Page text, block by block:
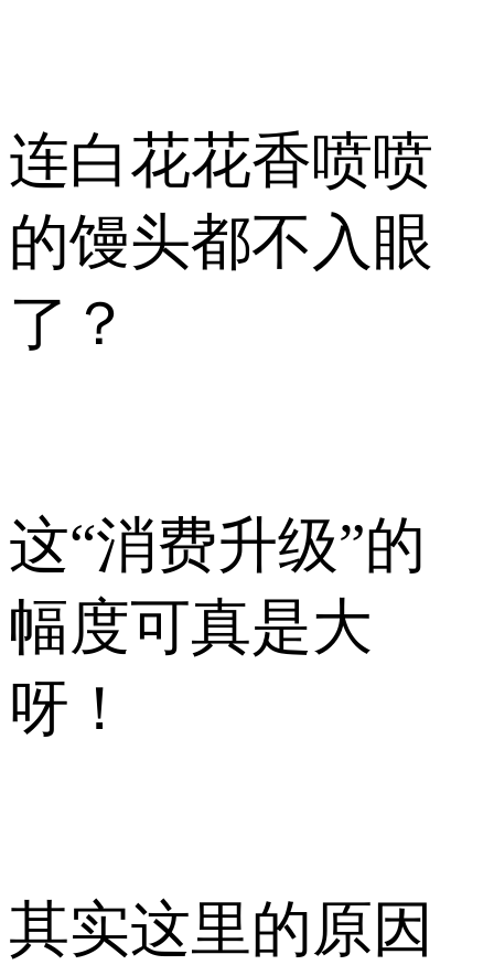
连白花花香喷喷
的馒头都不入眼
了？
这“消费升级”的
幅度可真是大
呀！
其实这里的原因